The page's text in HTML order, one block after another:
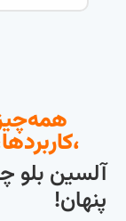
آلسین بلو
پنهان!